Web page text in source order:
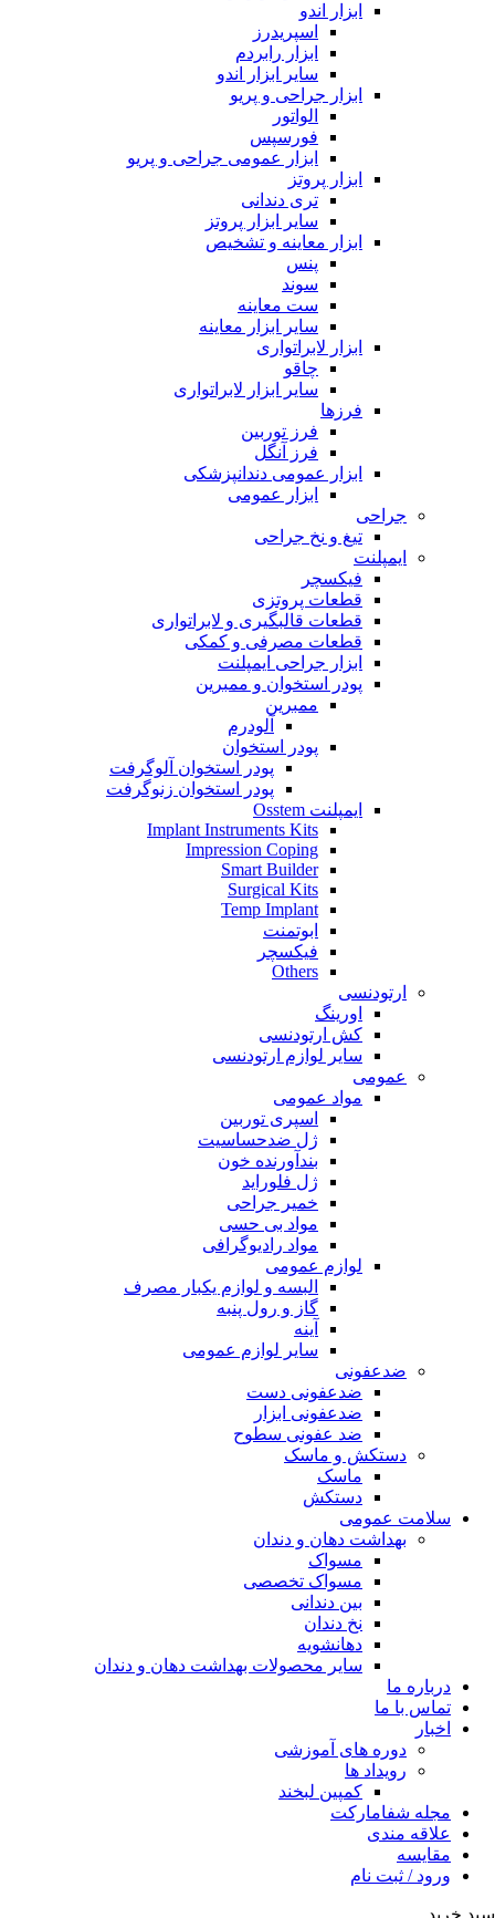
ابزار اندو
اسپریدرز
ابزار رابردم
سایر ابزار اندو
ابزار جراحی و پریو
الواتور
فورسپس
ابزار عمومی جراحی و پریو
ابزار پروتز
تری دندانی
سایر ابزار پروتز
ابزار معاینه و تشخیص
پنس
سوند
ست معاینه
سایر ابزار معاینه
ابزار لابراتواری
چاقو
سایر ابزار لابراتواری
فرزها
فرز توربین
فرز آنگل
ابزار عمومی دندانپزشکی
ابزار عمومی
جراحی
تیغ و نخ جراحی
ایمپلنت
فیکسچر
قطعات پروتزی
قطعات قالبگیری و لابراتواری
قطعات مصرفی و کمکی
ابزار جراحی ایمپلنت
پودر استخوان و ممبرین
ممبرین
آلودرم
پودر استخوان
پودر استخوان آلوگرفت
پودر استخوان زنوگرفت
ایمپلنت Osstem
Implant Instruments Kits
Impression Coping
Smart Builder
Surgical Kits
Temp Implant
ابوتمنت
فیکسچر
Others
ارتودنسی
اورینگ
کش ارتودنسی
سایر لوازم ارتودنسی
عمومی
مواد عمومی
اسپری توربین
ژل ضدحساسیت
بندآورنده خون
ژل فلوراید
خمیر جراحی
مواد بی حسی
مواد رادیوگرافی
لوازم عمومی
البسه و لوازم یکبار مصرف
گاز و رول پنبه
آینه
سایر لوازم عمومی
ضدعفونی
ضدعفونی دست
ضدعفونی ابزار
ضد عفونی سطوح
دستکش و ماسک
ماسک
دستکش
سلامت عمومی
بهداشت دهان و دندان
مسواک
مسواک تخصصی
بین دندانی
نخ دندان
دهانشویه
سایر محصولات بهداشت دهان و دندان
درباره ما
تماس با ما
اخبار
دوره های آموزشی
رویداد ها
کمپین لبخند
مجله شفامارکت
علاقه مندی
مقایسه
ورود / ثبت نام
سبد خرید